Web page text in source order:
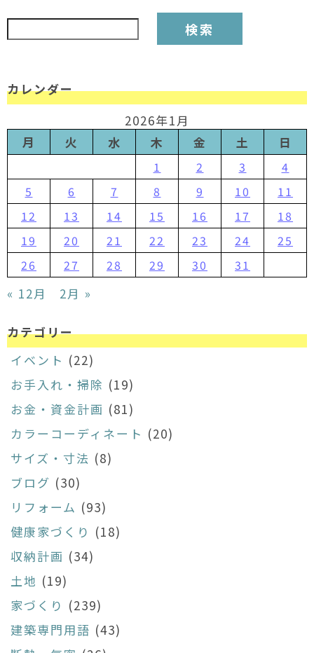
検索:
カレンダー
2026年1月
月
火 水 木 金 土 日
1 2 3
4
5
6 7 8 9 10
11
12
13 14 15 16 17
18
19
20 21 22 23 24
25
26
27 28 29 30 31
« 12月 2月 »
カテゴリー
イベント (22)
お手入れ・掃除 (19)
お金・資金計画 (81)
カラーコーディネート (20)
サイズ・寸法 (8)
ブログ (30)
リフォーム (93)
健康家づくり (18)
収納計画 (34)
土地 (19)
家づくり (239)
建築専門用語 (43)